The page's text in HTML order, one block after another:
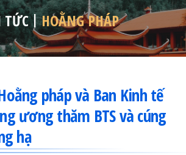
HOẰNG PHÁP
pháp và Ban Kinh tế
ương thăm BTS và cúng
hạ